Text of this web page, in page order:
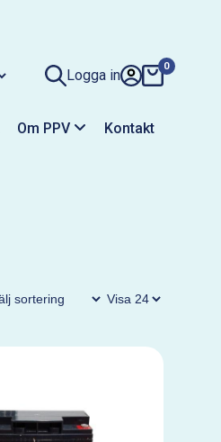
Logga in
0
Om PPV Kontakt